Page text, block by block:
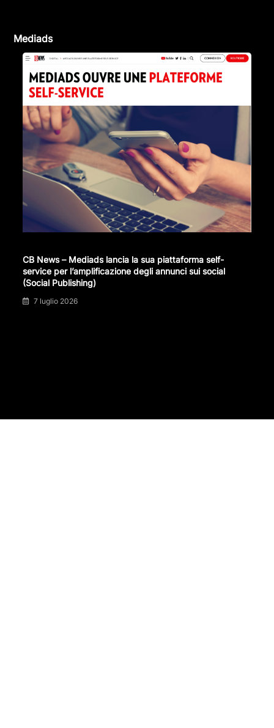
Mediads
CB News – Mediads lancia la sua piattaforma self-
service per l’amplificazione degli annunci sui social
(Social Publishing)
7 luglio 2026